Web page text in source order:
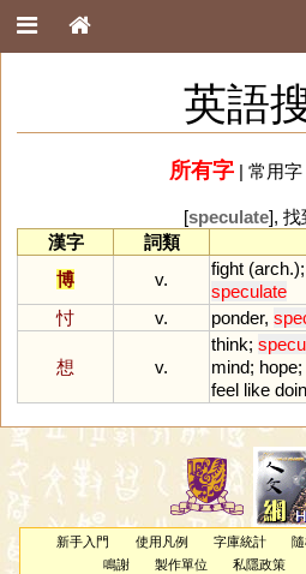
英語
所有字| 常用字
[speculate], 找
漢字
詞類
博
v.
fight (arch.);
speculate
忖
v. ponder,
想 v.
think;
mind; hope;
feel like
新手入門 使用凡例 字庫統計
鳴謝
製作單位 私隱政策